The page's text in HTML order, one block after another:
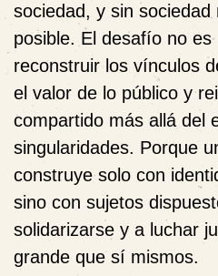
sociedad, y sin sociedad
posible. El desafío no es
reconstruir los vínculos
el valor de lo público y
compartido más allá del
singularidades. Porque
construye solo con
sino con sujetos
solidarizarse y a luchar
grande que sí mismos.